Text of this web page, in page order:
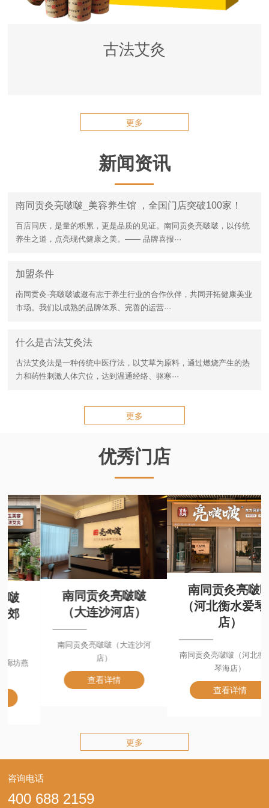
古法艾灸
更多
新闻资讯
南同贡灸亮啵啵_美容养生馆 ，全国门店突破100家！
百店同庆，是量的积累，更是品质的见证。南同贡灸亮啵啵，以传统
养生之道，点亮现代健康之美。—— 品牌喜报···
加盟条件
南同贡灸·亮啵啵诚邀有志于养生行业的合作伙伴，共同开拓健康美业
市场。我们以成熟的品牌体系、完善的运营···
什么是古法艾灸法
古法艾灸法是一种传统中医疗法，以艾草为原料，通过燃烧产生的热
力和药性刺激人体穴位，达到温通经络、驱寒···
更多
优秀门店
南同贡灸亮啵啵
（大连沙河店）
南同贡灸亮啵啵（大连沙河
查看详情
南同贡灸亮啵啵
（河北衡水爱琴海
南同贡灸亮啵啵（河北衡水爱
查看详情
更多
咨询电话
400 688 2159